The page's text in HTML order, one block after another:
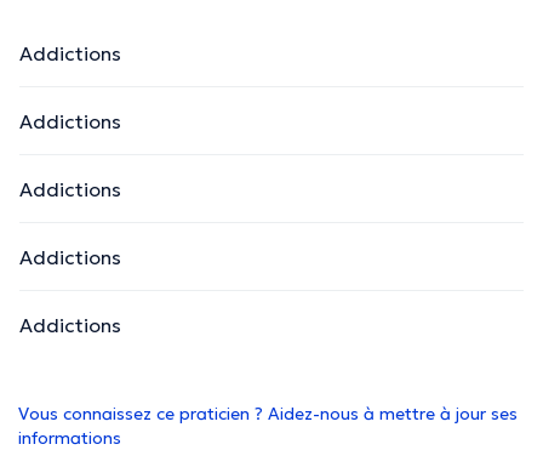
Addictions
Addictions
Addictions
Addictions
Addictions
Vous connaissez ce praticien ? Aidez-nous à mettre à jour ses
informations